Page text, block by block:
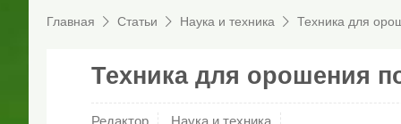
Главная Статьи Наука и техника Техника для
Техника для орошения
Редактор Наука и техника